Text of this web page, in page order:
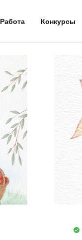
Работа Конкурсы